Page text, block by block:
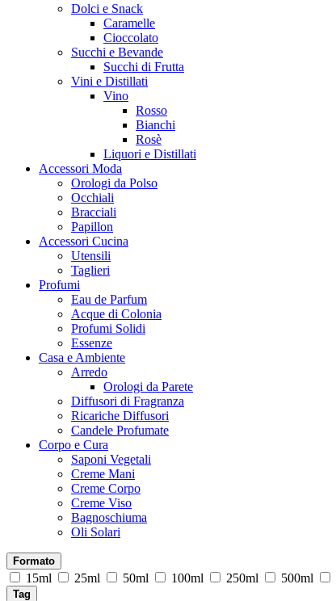
Dolci e Snack
Caramelle
Cioccolato
Succhi e Bevande
Succhi di Frutta
Vini e Distillati
Vino
Rosso
Bianchi
Rosè
Liquori e Distillati
Accessori Moda
Orologi da Polso
Occhiali
Bracciali
Papillon
Accessori Cucina
Utensili
Taglieri
Profumi
Eau de Parfum
Acque di Colonia
Profumi Solidi
Essenze
Casa e Ambiente
Arredo
Orologi da Parete
Diffusori di Fragranza
Ricariche Diffusori
Candele Profumate
Corpo e Cura
Saponi Vegetali
Creme Mani
Creme Corpo
Creme Viso
Bagnoschiuma
Oli Solari
Formato
15ml 25ml 50ml 100ml 250ml 500ml
Tag